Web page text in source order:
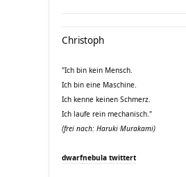
Christoph
"Ich bin kein Mensch.
Ich bin eine Maschine.
Ich kenne keinen Schmerz.
Ich laufe rein mechanisch."
(frei nach: Haruki Murakami)
dwarfnebula twittert